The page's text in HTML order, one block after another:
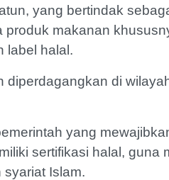
yang bertindak
makanan
label halal.
diperdagangkan di
yang
sertifikasi halal, guna
Islam.